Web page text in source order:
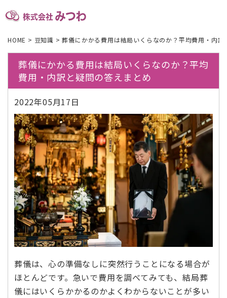
HOME > 豆知識 >葬儀にかかる費用は結局いくらなのか？平均費用・内訳
葬儀にかかる費用は結局いくらなのか？平均
費用・内訳と疑問の答えまとめ
2022年05月17日
葬儀は、心の準備なしに突然行うことになる場合が
ほとんどです。急いで費用を調べてみても、結局葬
儀にはいくらかかるのかよくわからないことが多い